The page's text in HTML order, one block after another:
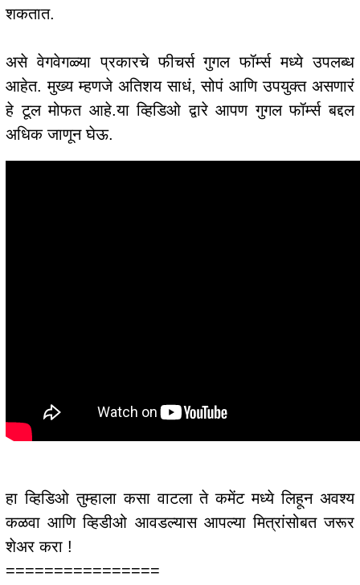
शकतात.
असे वेगवेगळ्या प्रकारचे फीचर्स गुगल फॉर्म्स मध्ये उपलब्ध
आहेत. मुख्य म्हणजे अतिशय साधं, सोपं आणि उपयुक्त असणारं
हे टूल मोफत आहे.या व्हिडिओ द्वारे आपण गुगल फॉर्म्स बद्दल
अधिक जाणून घेऊ.
हा व्हिडिओ तुम्हाला कसा वाटला ते कमेंट मध्ये लिहून अवश्य
कळवा आणि व्हिडीओ आवडल्यास आपल्या मित्रांसोबत जरूर
शेअर करा !
================